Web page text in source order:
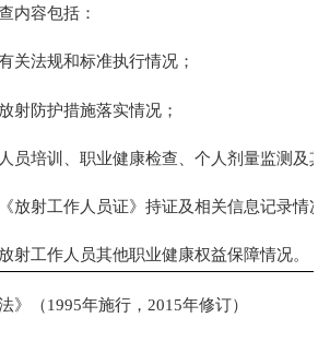
内容包括：
法规和标准执行情况；
防护措施落实情况；
培训、职业健康检查、个人剂量监测及其
射工作人员证》持证及相关信息记录情况
工作人员其他职业健康权益保障情况。
（1995年施行，2015年修订）